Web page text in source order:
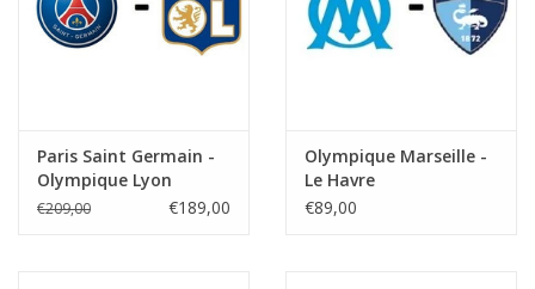
Paris Saint Germain -
Olympique Lyon
€209,00 €189,00
Olympique Marseille -
Le Havre
€89,00